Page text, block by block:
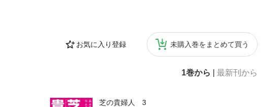
お気に入り登録 未購入巻をまとめて買う
1巻から 最新刊から
芝の貴婦人 3